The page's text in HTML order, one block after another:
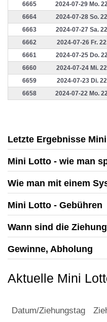
6665
2024-07-29 Mo.
6664
2024-07-28 So.
6663
2024-07-27 Sa.
6662
2024-07-26 Fr.
6661
2024-07-25 Do.
6660
2024-07-24 Mi.
6659
2024-07-23 Di.
6658
2024-07-22 Mo.
Letzte Ergebnisse
Mini Lotto - wie man
Wie man mit einem
Mini Lotto - Gebühren
Wann sind die
Gewinne, Abholung
Aktuelle Mini
Datum/Ziehungstag